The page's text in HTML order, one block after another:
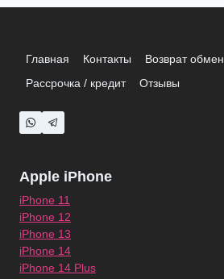
Главная Контакты Возврат обмен
Рассрочка / кредит
Отзывы
Apple iPhone
iPhone 11
iPhone 12
iPhone 13
iPhone 14
iPhone 14 Plus